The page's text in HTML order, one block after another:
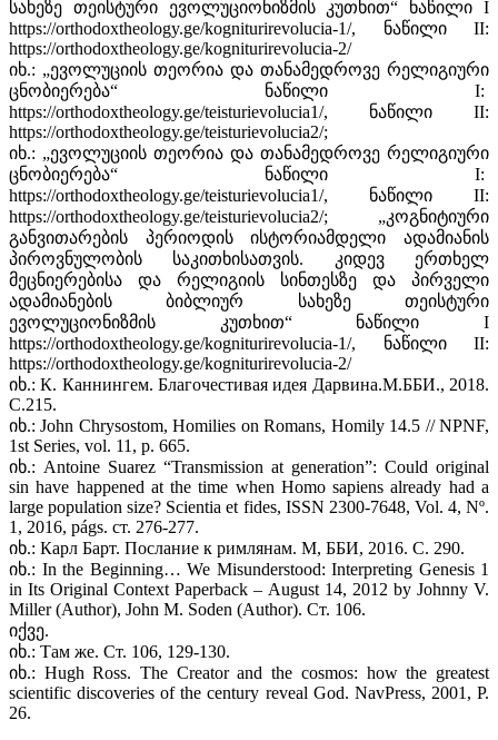
სახეზე თეისტური ევოლუციონიზმის კუთხით“ ნაწილი I
https://orthodoxtheology.ge/kogniturirevolucia-1/, ნაწილი II:
https://orthodoxtheology.ge/kogniturirevolucia-2/
იხ.: „ევოლუციის თეორია და თანამედროვე რელიგიური
ცნობიერება“ ნაწილი I:
https://orthodoxtheology.ge/teisturievolucia1/, ნაწილი II:
https://orthodoxtheology.ge/teisturievolucia2/;
იხ.: „ევოლუციის თეორია და თანამედროვე რელიგიური
ცნობიერება“ ნაწილი I:
https://orthodoxtheology.ge/teisturievolucia1/, ნაწილი II:
https://orthodoxtheology.ge/teisturievolucia2/; „კოგნიტიური
განვითარების პერიოდის ისტორიამდელი ადამიანის
პიროვნულობის საკითხისათვის. კიდევ ერთხელ
მეცნიერებისა და რელიგიის სინთესზე და პირველი
ადამიანების ბიბლიურ სახეზე თეისტური
ევოლუციონიზმის კუთხით“ ნაწილი I
https://orthodoxtheology.ge/kogniturirevolucia-1/, ნაწილი II:
https://orthodoxtheology.ge/kogniturirevolucia-2/
იხ.: К. Каннингем. Благочестивая идея Дарвина.М.ББИ., 2018.
С.215.
იხ.: John Chrysostom, Homilies on Romans, Homily 14.5 // NPNF,
1st Series, vol. 11, p. 665.
იხ.: Antoine Suarez “Transmission at generation”: Could original
sin have happened at the time when Homo sapiens already had a
large population size? Scientia et fides, ISSN 2300-7648, Vol. 4, Nº.
1, 2016, págs. ст. 276-277.
იხ.: Карл Барт. Послание к римлянам. М, ББИ, 2016. С. 290.
იხ.: In the Beginning… We Misunderstood: Interpreting Genesis 1
in Its Original Context Paperback – August 14, 2012 by Johnny V.
Miller (Author), John M. Soden (Author). Ст. 106.
იქვე.
იხ.: Там же. Ст. 106, 129-130.
იხ.: Hugh Ross. The Creator and the cosmos: how the greatest
scientific discoveries of the century reveal God. NavPress, 2001, P.
26.